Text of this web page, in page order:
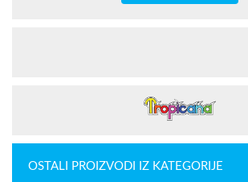
OSTALI PROIZVODI IZ KATEGORIJE